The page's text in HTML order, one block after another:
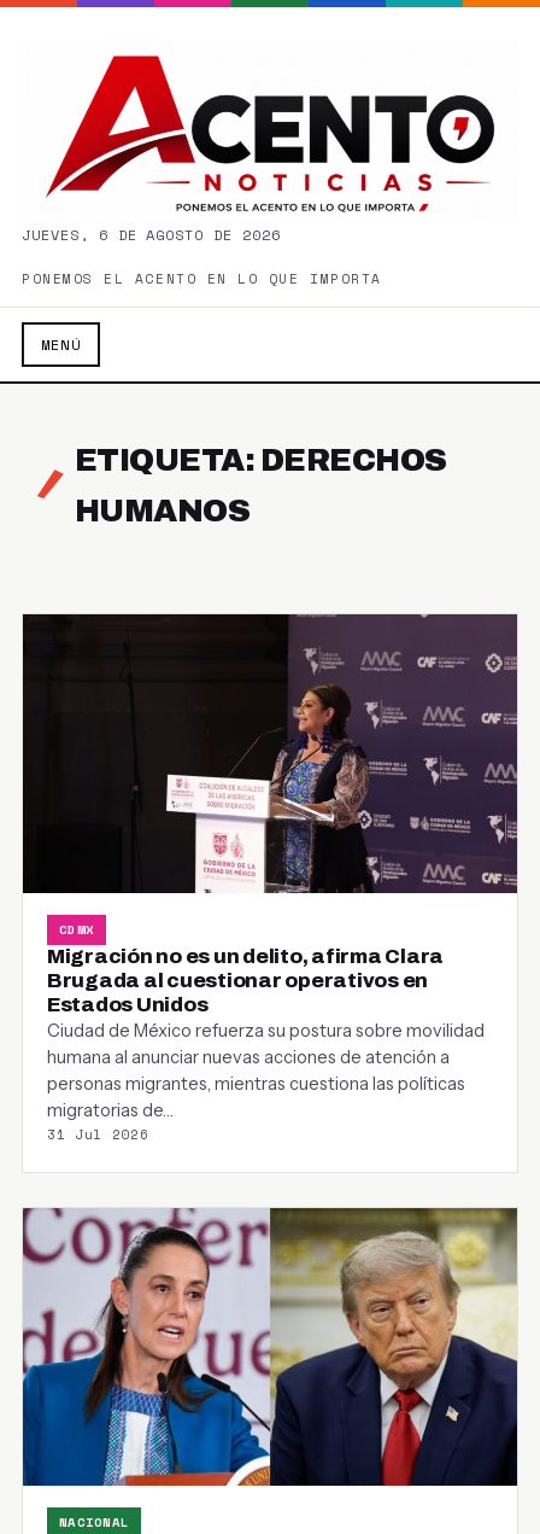
JUEVES, 6 DE AGOSTO DE 2026
PONEMOS EL ACENTO EN LO QUE IMPORTA
MENÚ
ETIQUETA: DERECHOS
HUMANOS
CDMX
Migración no es un delito, afirma Clara
Brugada al cuestionar operativos en
Estados Unidos
Ciudad de México refuerza su postura sobre movilidad
humana al anunciar nuevas acciones de atención a
personas migrantes, mientras cuestiona las políticas
migratorias de…
31 Jul 2026
NACIONAL